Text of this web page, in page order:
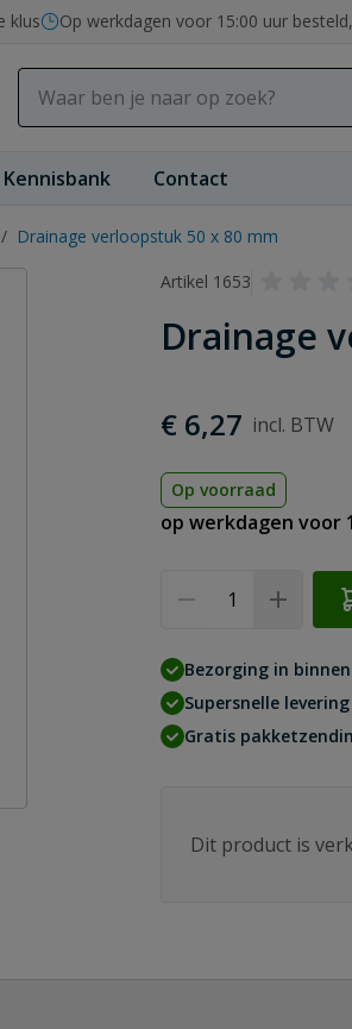
klus Op werkdagen voor 15:00 uur
Kennisbank Contact
/ Drainage verloopstuk 50 x 80 mm
Artikel 1653
Drainage
€ 6,27
Op voorraad
op werkdagen voor
Bezorging in
Supersnelle levering
Gratis
Dit product is